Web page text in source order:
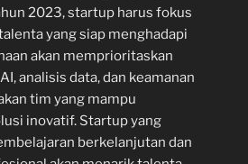
2023, startup harus fokus
yang siap menghadapi
akan memprioritaskan
analisis data, dan keamanan
tim yang mampu
inovatif. Startup yang
berkelanjutan dan